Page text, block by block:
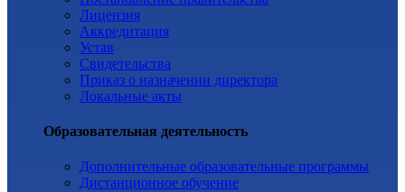
Лицензия
Аккредитация
Устав
Свидетельства
Приказ о назначении директора
Локальные акты
Образовательная деятельность
Дополнительные образовательные программы
Дистанционное обучение